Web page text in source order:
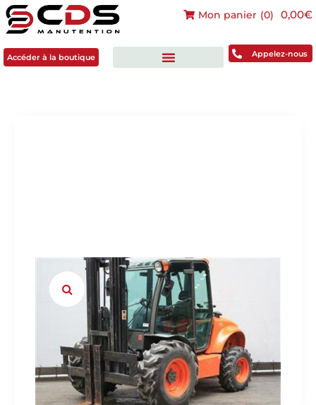
Accéder à la boutique
Mon panier (0) 0,00€
Appelez-nous